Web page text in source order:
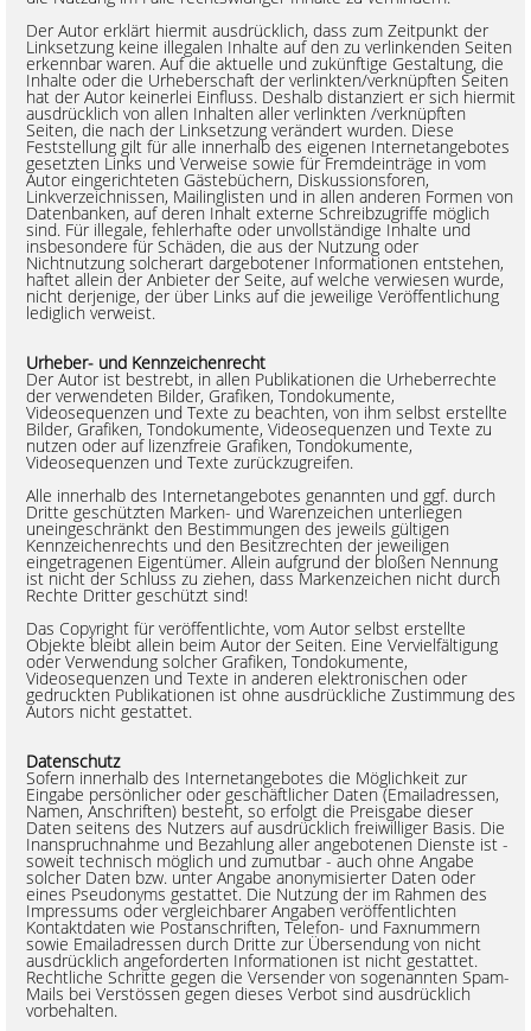
Der Autor erklärt hiermit ausdrücklich, dass zum Zeitpunkt der
Linksetzung keine illegalen Inhalte auf den zu verlinkenden Seiten
erkennbar waren. Auf die aktuelle und zukünftige Gestaltung, die
Inhalte oder die Urheberschaft der verlinkten/verknüpften Seiten
hat der Autor keinerlei Einfluss. Deshalb distanziert er sich hiermit
ausdrücklich von allen Inhalten aller verlinkten /verknüpften
Seiten, die nach der Linksetzung verändert wurden. Diese
Feststellung gilt für alle innerhalb des eigenen Internetangebotes
gesetzten Links und Verweise sowie für Fremdeinträge in vom
Autor eingerichteten Gästebüchern, Diskussionsforen,
Linkverzeichnissen, Mailinglisten und in allen anderen Formen von
Datenbanken, auf deren Inhalt externe Schreibzugriffe möglich
sind. Für illegale, fehlerhafte oder unvollständige Inhalte und
insbesondere für Schäden, die aus der Nutzung oder
Nichtnutzung solcherart dargebotener Informationen entstehen,
haftet allein der Anbieter der Seite, auf welche verwiesen wurde,
nicht derjenige, der über Links auf die jeweilige Veröffentlichung
lediglich verweist.
Urheber- und Kennzeichenrecht
Der Autor ist bestrebt, in allen Publikationen die Urheberrechte
der verwendeten Bilder, Grafiken, Tondokumente,
Videosequenzen und Texte zu beachten, von ihm selbst erstellte
Bilder, Grafiken, Tondokumente, Videosequenzen und Texte zu
nutzen oder auf lizenzfreie Grafiken, Tondokumente,
Videosequenzen und Texte zurückzugreifen.
Alle innerhalb des Internetangebotes genannten und ggf. durch
Dritte geschützten Marken- und Warenzeichen unterliegen
uneingeschränkt den Bestimmungen des jeweils gültigen
Kennzeichenrechts und den Besitzrechten der jeweiligen
eingetragenen Eigentümer. Allein aufgrund der bloßen Nennung
ist nicht der Schluss zu ziehen, dass Markenzeichen nicht durch
Rechte Dritter geschützt sind!
Das Copyright für veröffentlichte, vom Autor selbst erstellte
Objekte bleibt allein beim Autor der Seiten. Eine Vervielfältigung
oder Verwendung solcher Grafiken, Tondokumente,
Videosequenzen und Texte in anderen elektronischen oder
gedruckten Publikationen ist ohne ausdrückliche Zustimmung des
Autors nicht gestattet.
Datenschutz
Sofern innerhalb des Internetangebotes die Möglichkeit zur
Eingabe persönlicher oder geschäftlicher Daten (Emailadressen,
Namen, Anschriften) besteht, so erfolgt die Preisgabe dieser
Daten seitens des Nutzers auf ausdrücklich freiwilliger Basis. Die
Inanspruchnahme und Bezahlung aller angebotenen Dienste ist -
soweit technisch möglich und zumutbar - auch ohne Angabe
solcher Daten bzw. unter Angabe anonymisierter Daten oder
eines Pseudonyms gestattet. Die Nutzung der im Rahmen des
Impressums oder vergleichbarer Angaben veröffentlichten
Kontaktdaten wie Postanschriften, Telefon- und Faxnummern
sowie Emailadressen durch Dritte zur Übersendung von nicht
ausdrücklich angeforderten Informationen ist nicht gestattet.
Rechtliche Schritte gegen die Versender von sogenannten Spam-
Mails bei Verstössen gegen dieses Verbot sind ausdrücklich
vorbehalten.